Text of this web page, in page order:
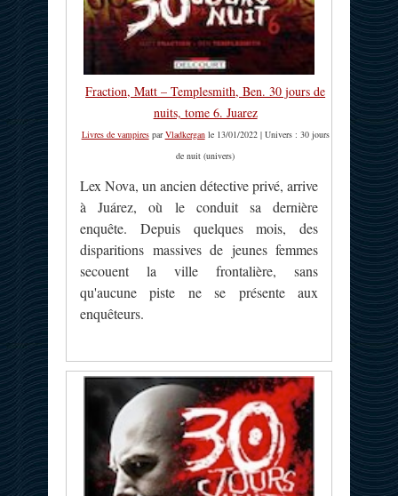
Fraction, Matt – Templesmith, Ben. 30 jours de
nuits, tome 6. Juarez
Livres de vampiresparVladkerganle 13/01/2022 | Univers : 30 jours
de nuit (univers)
Lex Nova, un ancien détective privé, arrive
à Juárez, où le conduit sa dernière
enquête. Depuis quelques mois, des
disparitions massives de jeunes femmes
secouent la ville frontalière, sans
qu'aucune piste ne se présente aux
enquêteurs.